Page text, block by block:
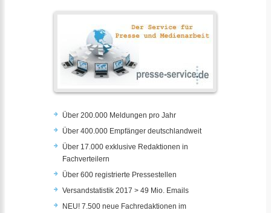
Über 200.000 Meldungen pro Jahr
Über 400.000 Empfänger deutschlandweit
Über 17.000 exklusive Redaktionen in
Fachverteilern
Über 600 registrierte Pressestellen
Versandstatistik 2017 > 49 Mio. Emails
NEU! 7.500 neue Fachredaktionen im